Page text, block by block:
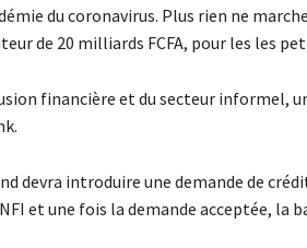
du coronavirus. Plus rien ne
de 20 milliards FCFA, pour les les
financière et du secteur informel,
devra introduire une demande de
et une fois la demande acceptée, la